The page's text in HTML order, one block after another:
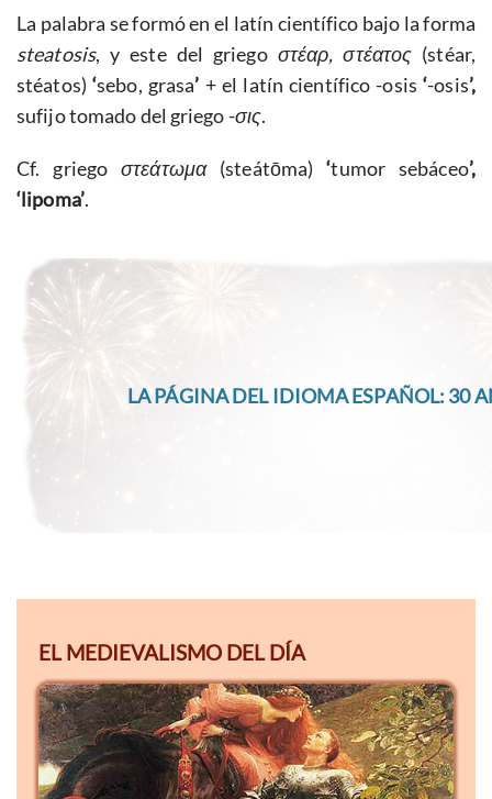
La palabra se formó en el latín científico bajo la forma
steatosis, y este del griegoστέαρ, στέατος (stéar,
stéatos)‘sebo, grasa’ + el latín científico -osis‘-osis’,
sufijo tomado del griego -σις.
Cf. griegoστεάτωμα(steátōma)‘tumor sebáceo’,
‘lipoma’.
LA PÁGINA DEL IDIOMA ESPAÑOL: 30
EL MEDIEVALISMO DEL DÍA